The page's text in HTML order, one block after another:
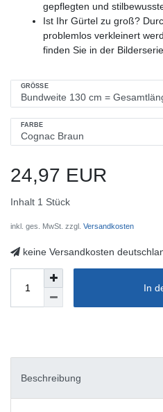
gepflegten und
Ist Ihr Gürtel zu groß?
problemlos verkleinert
finden Sie in der
GRÖSSE
FARBE
24,97 EUR
Inhalt 1 Stück
inkl. ges. MwSt. zzgl. Versandkosten
keine Versandkosten
In
Beschreibung